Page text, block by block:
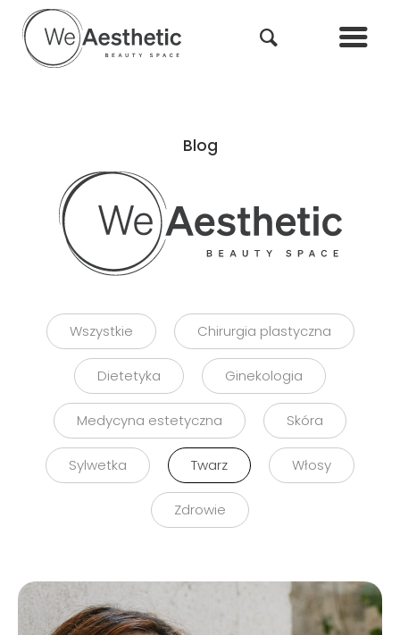
Blog
Wszystkie Chirurgia plastyczna
Dietetyka Ginekologia
Medycyna estetyczna Skóra
Sylwetka Twarz Włosy
Zdrowie